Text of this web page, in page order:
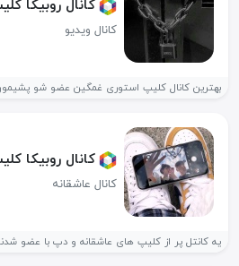
کانال روبیکا
کانال ویدیو
بهترین کانال کلیپ استوری غمگین عضو شو
کانال روبیکا
کانال عاشقانه
یه کانتل پر از کلیپ های عاشقانه و دپ با عضو